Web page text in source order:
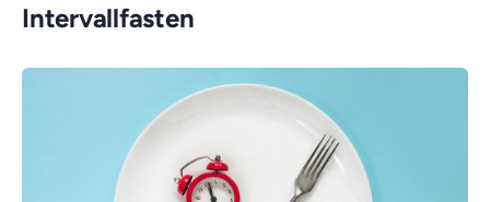
Intervallfasten